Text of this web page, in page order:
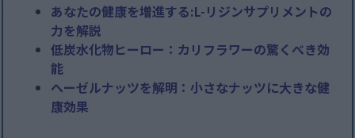
あなたの健康を増進する:L-リジンサプリメントの
力を解説
低炭水化物ヒーロー：カリフラワーの驚くべき効
能
ヘーゼルナッツを解明：小さなナッツに大きな健
康効果